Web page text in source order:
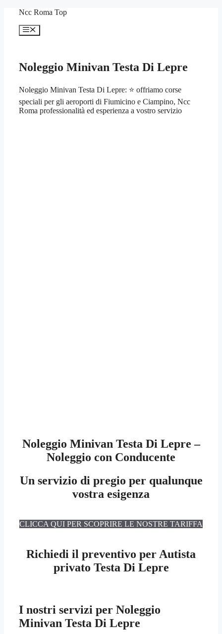
contenuto
Ncc Roma Top
Menu
Noleggio Minivan Testa Di Lepre
Noleggio Minivan Testa Di Lepre: ⭐ offriamo corse
speciali per gli aeroporti di Fiumicino e Ciampino, Ncc
Roma professionalità ed esperienza a vostro servizio
Noleggio Minivan Testa Di Lepre –
Noleggio con Conducente
Un servizio di pregio per qualunque
vostra esigenza
CLICCA QUI PER SCOPRIRE LE NOSTRE TARIFFA
Richiedi il preventivo per Autista
privato Testa Di Lepre
I nostri servizi per Noleggio
Minivan Testa Di Lepre